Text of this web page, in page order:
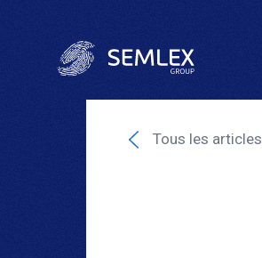
Tous les articles